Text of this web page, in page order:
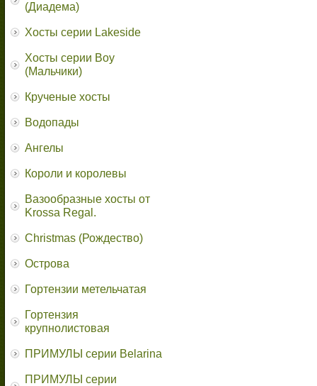
(Диадема)
Хосты серии Lakeside
Хосты серии Boy
(Мальчики)
Крученые хосты
Водопады
Ангелы
Короли и королевы
Вазообразные хосты от
Krossa Regal.
Christmas (Рождество)
Острова
Гортензии метельчатая
Гортензия
крупнолистовая
ПРИМУЛЫ серии Belarina
ПРИМУЛЫ серии